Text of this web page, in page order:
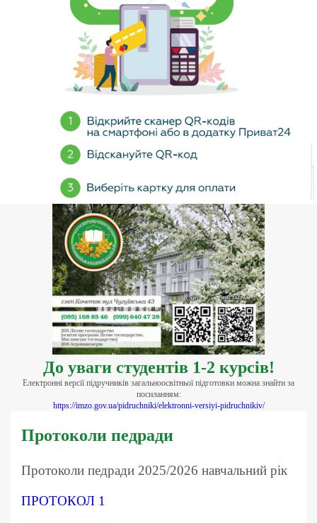
До уваги студентів 1-2 курсів!
Електронні версії підручників загальноосвітньої підготовки можна знайти за
посиланням:
https://imzo.gov.ua/pidruchniki/elektronni-versiyi-pidruchnikiv/
Протоколи педради
Протоколи педради 2025/2026 навчальний рік
ПРОТОКОЛ 1